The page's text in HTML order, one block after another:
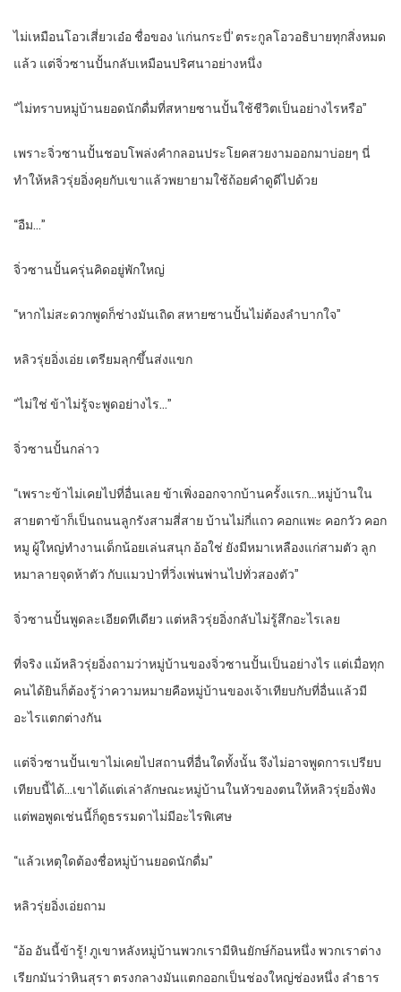
ไม่เหมือนโอวเสี่ยวเอ๋อ ชื่อของ ‘แก่นกระบี่’ ตระกูลโอวอธิบายทุกสิ่งหมด
แล้ว แต่จิ่วซานปั้นกลับเหมือนปริศนาอย่างหนึ่ง
“ไม่ทราบหมู่บ้านยอดนักดื่มที่สหายซานปั้นใช้ชีวิตเป็นอย่างไรหรือ”
เพราะจิ่วซานปั้นชอบโพล่งคำกลอนประโยคสวยงามออกมาบ่อยๆ นี่
ทำให้หลิวรุ่ยอิ่งคุยกับเขาแล้วพยายามใช้ถ้อยคำดูดีไปด้วย
“อืม…”
จิ่วซานปั้นครุ่นคิดอยู่พักใหญ่
“หากไม่สะดวกพูดก็ช่างมันเถิด สหายซานปั้นไม่ต้องลำบากใจ”
หลิวรุ่ยอิ่งเอ่ย เตรียมลุกขึ้นส่งแขก
“ไม่ใช่ ข้าไม่รู้จะพูดอย่างไร…”
จิ่วซานปั้นกล่าว
“เพราะข้าไม่เคยไปที่อื่นเลย ข้าเพิ่งออกจากบ้านครั้งแรก…หมู่บ้านใน
สายตาข้าก็เป็นถนนลูกรังสามสี่สาย บ้านไม่กี่แถว คอกแพะ คอกวัว คอก
หมู ผู้ใหญ่ทำงานเด็กน้อยเล่นสนุก อ้อใช่ ยังมีหมาเหลืองแก่สามตัว ลูก
หมาลายจุดห้าตัว กับแมวป่าที่วิ่งเพ่นพ่านไปทั่วสองตัว”
จิ่วซานปั้นพูดละเอียดทีเดียว แต่หลิวรุ่ยอิ่งกลับไม่รู้สึกอะไรเลย
ที่จริง แม้หลิวรุ่ยอิ่งถามว่าหมู่บ้านของจิ่วซานปั้นเป็นอย่างไร แต่เมื่อทุก
คนได้ยินก็ต้องรู้ว่าความหมายคือหมู่บ้านของเจ้าเทียบกับที่อื่นแล้วมี
อะไรแตกต่างกัน
แต่จิ่วซานปั้นเขาไม่เคยไปสถานที่อื่นใดทั้งนั้น จึงไม่อาจพูดการเปรียบ
เทียบนี้ได้…เขาได้แต่เล่าลักษณะหมู่บ้านในหัวของตนให้หลิวรุ่ยอิ่งฟัง
แต่พอพูดเช่นนี้ก็ดูธรรมดาไม่มีอะไรพิเศษ
“แล้วเหตุใดต้องชื่อหมู่บ้านยอดนักดื่ม”
หลิวรุ่ยอิ่งเอ่ยถาม
“อ้อ อันนี้ข้ารู้! ภูเขาหลังหมู่บ้านพวกเรามีหินยักษ์ก้อนหนึ่ง พวกเราต่าง
เรียกมันว่าหินสุรา ตรงกลางมันแตกออกเป็นช่องใหญ่ช่องหนึ่ง ลำธาร